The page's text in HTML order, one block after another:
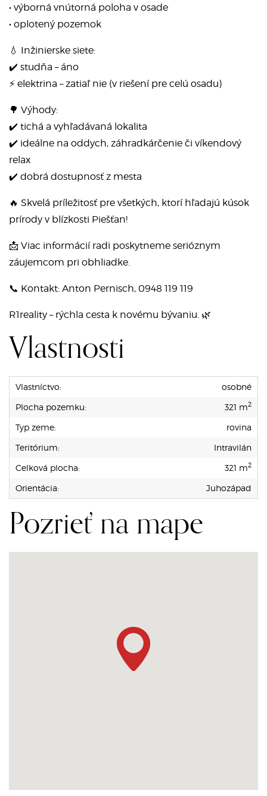
• výborná vnútorná poloha v osade
• oplotený pozemok
💧 Inžinierske siete:
✔️ studňa – áno
⚡ elektrina – zatiaľ nie (v riešení pre celú osadu)
🌳 Výhody:
✔️ tichá a vyhľadávaná lokalita
✔️ ideálne na oddych, záhradkárčenie či víkendový
relax
✔️ dobrá dostupnosť z mesta
🔥 Skvelá príležitosť pre všetkých, ktorí hľadajú kúsok
prírody v blízkosti Piešťan!
📩 Viac informácií radi poskytneme serióznym
záujemcom pri obhliadke.
📞 Kontakt: Anton Pernisch, 0948 119 119
R1reality – rýchla cesta k novému bývaniu. 🌿
Vlastnosti
Vlastníctvo:
osobné
Plocha pozemku:
321 m2
Typ zeme:
rovina
Teritórium:
Intravilán
Celková plocha:
321 m2
Orientácia: Juhozápad
Pozrieť na mape